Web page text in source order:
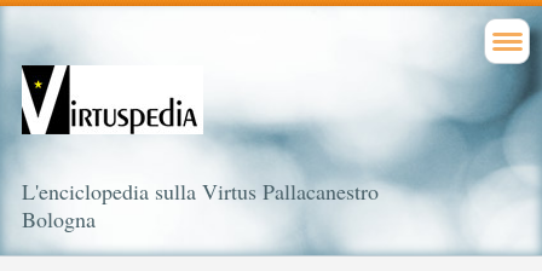
L'enciclopedia sulla Virtus Pallacanestro
Bologna